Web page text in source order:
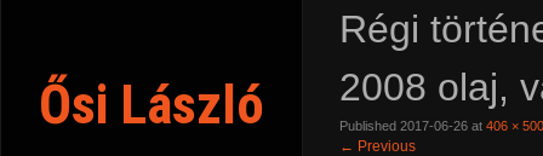
Ősi László
Régi
2008 olaj,
Published 2017-06-26 at 406 × 500
← Previous